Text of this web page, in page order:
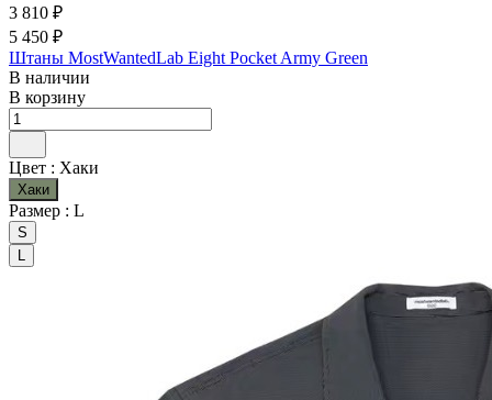
3 810 ₽
5 450 ₽
Штаны MostWantedLab Eight Pocket Army Green
В наличии
В корзину
Цвет : Хаки
Хаки
Размер : L
S